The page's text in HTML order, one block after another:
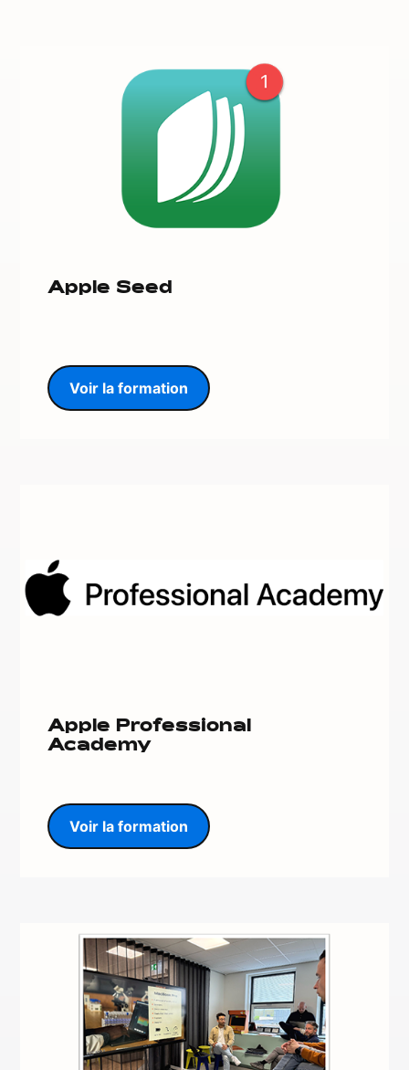
Apple Seed
Voir la formation
Apple Professional
Academy
Voir la formation